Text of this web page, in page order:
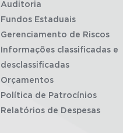
Auditoria
Fundos Estaduais
Gerenciamento de Riscos
Informações classificadas e
desclassificadas
Orçamentos
Política de Patrocínios
Relatórios de Despesas